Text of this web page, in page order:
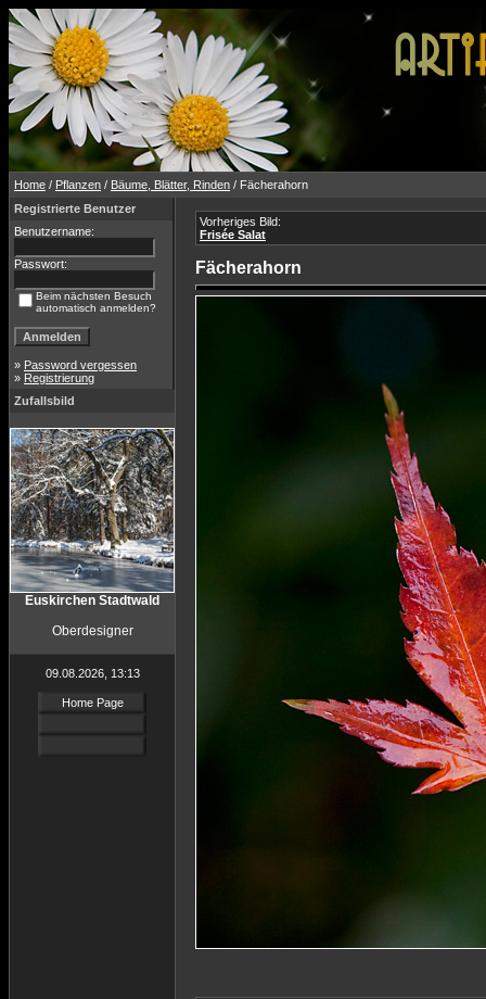
Home / Pflanzen / Bäume, Blätter, Rinden / Fächerahorn
Registrierte Benutzer
Benutzername:
Passwort:
Beim nächsten Besuch
automatisch anmelden?
» Password vergessen
» Registrierung
Zufallsbild
Euskirchen Stadtwald
Oberdesigner
09.08.2026, 13:13
Home Page
Vorheriges Bild:
Frisée Salat
Fächerahorn